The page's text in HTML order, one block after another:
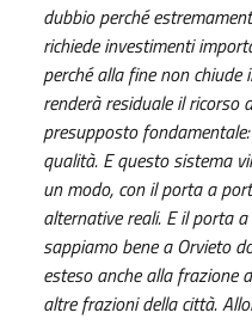
dubbio perché
richiede investimenti
perché alla fine non
renderà residuale il ricorso
presupposto
qualità. E questo sistema
un modo, con il porta a
alternative reali. E il porta
sappiamo bene a Orvieto
esteso anche alla frazione
altre frazioni della città.